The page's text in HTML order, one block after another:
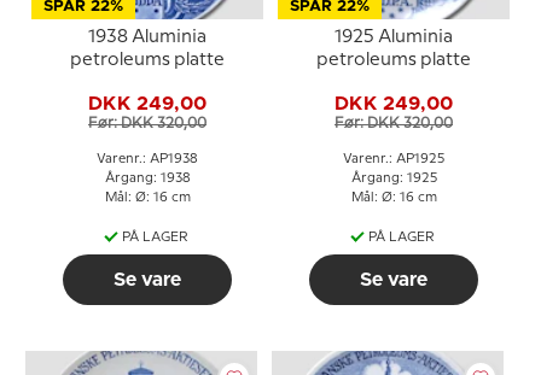
SPAR 22%
1938 Aluminia
petroleums platte
DKK 249,00
Før: DKK 320,00
Varenr.: AP1938
Årgang: 1938
Mål: Ø: 16 cm
PÅ LAGER
Se vare
SPAR 22%
1925 Aluminia
petroleums platte
DKK 249,00
Før: DKK 320,00
Varenr.: AP1925
Årgang: 1925
Mål: Ø: 16 cm
PÅ LAGER
Se vare